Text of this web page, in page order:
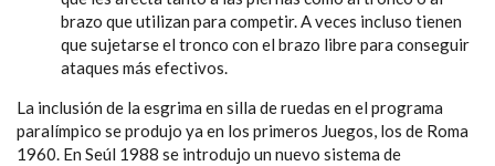
brazo que utilizan para competir. A veces incluso tienen
que sujetarse el tronco con el brazo libre para conseguir
ataques más efectivos.
La inclusión de la esgrima en silla de ruedas en el programa
paralímpico se produjo ya en los primeros Juegos, los de Roma
1960. En Seúl 1988 se introdujo un nuevo sistema de